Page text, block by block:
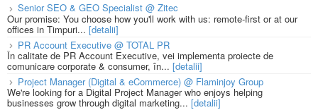
Senior SEO & GEO Specialist @ Zitec
Our promise: You choose how you'll work with us: remote-first or at our
offices in Timpuri... [detalii]
PR Account Executive @ TOTAL PR
În calitate de PR Account Executive, vei implementa proiecte de
comunicare corporate & consumer, în... [detalii]
Project Manager (Digital & eCommerce) @ Flaminjoy Group
We're looking for a Digital Project Manager who enjoys helping
businesses grow through digital marketing... [detalii]